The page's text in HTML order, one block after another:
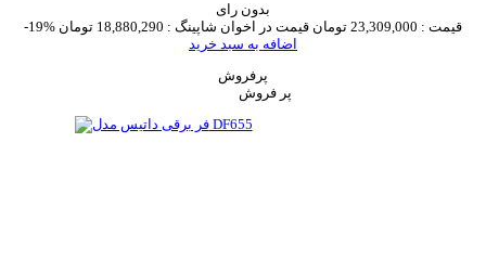
بدون رای
-19%
قیمت : 23,309,000 تومان قیمت در اخوان شاپینگ : 18,880,290 تومان
اضافه به سبد خرید
پرفروش